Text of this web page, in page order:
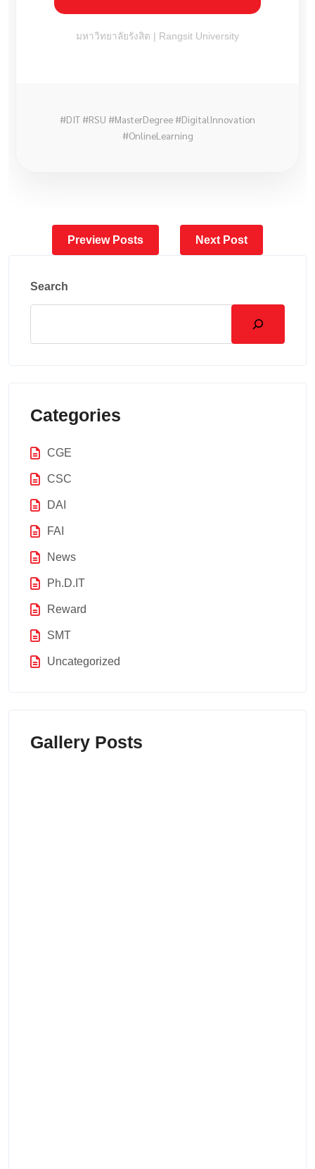
มหาวิทยาลัยรังสิต | Rangsit University
#DIT #RSU #MasterDegree #DigitalInnovation
#OnlineLearning
Preview Posts Next Post
Search
Categories
CGE
CSC
DAI
FAI
News
Ph.D.IT
Reward
SMT
Uncategorized
Gallery Posts